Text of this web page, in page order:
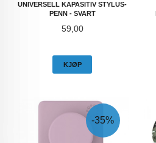
UNIVERSELL KAPASITIV STYLUS-
PENN - SVART
Pris
59,00
KJØP
-35%